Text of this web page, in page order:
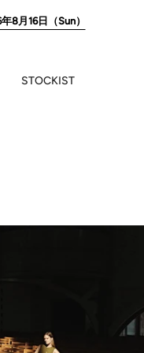
8月16日（Sun）
STOCKIST